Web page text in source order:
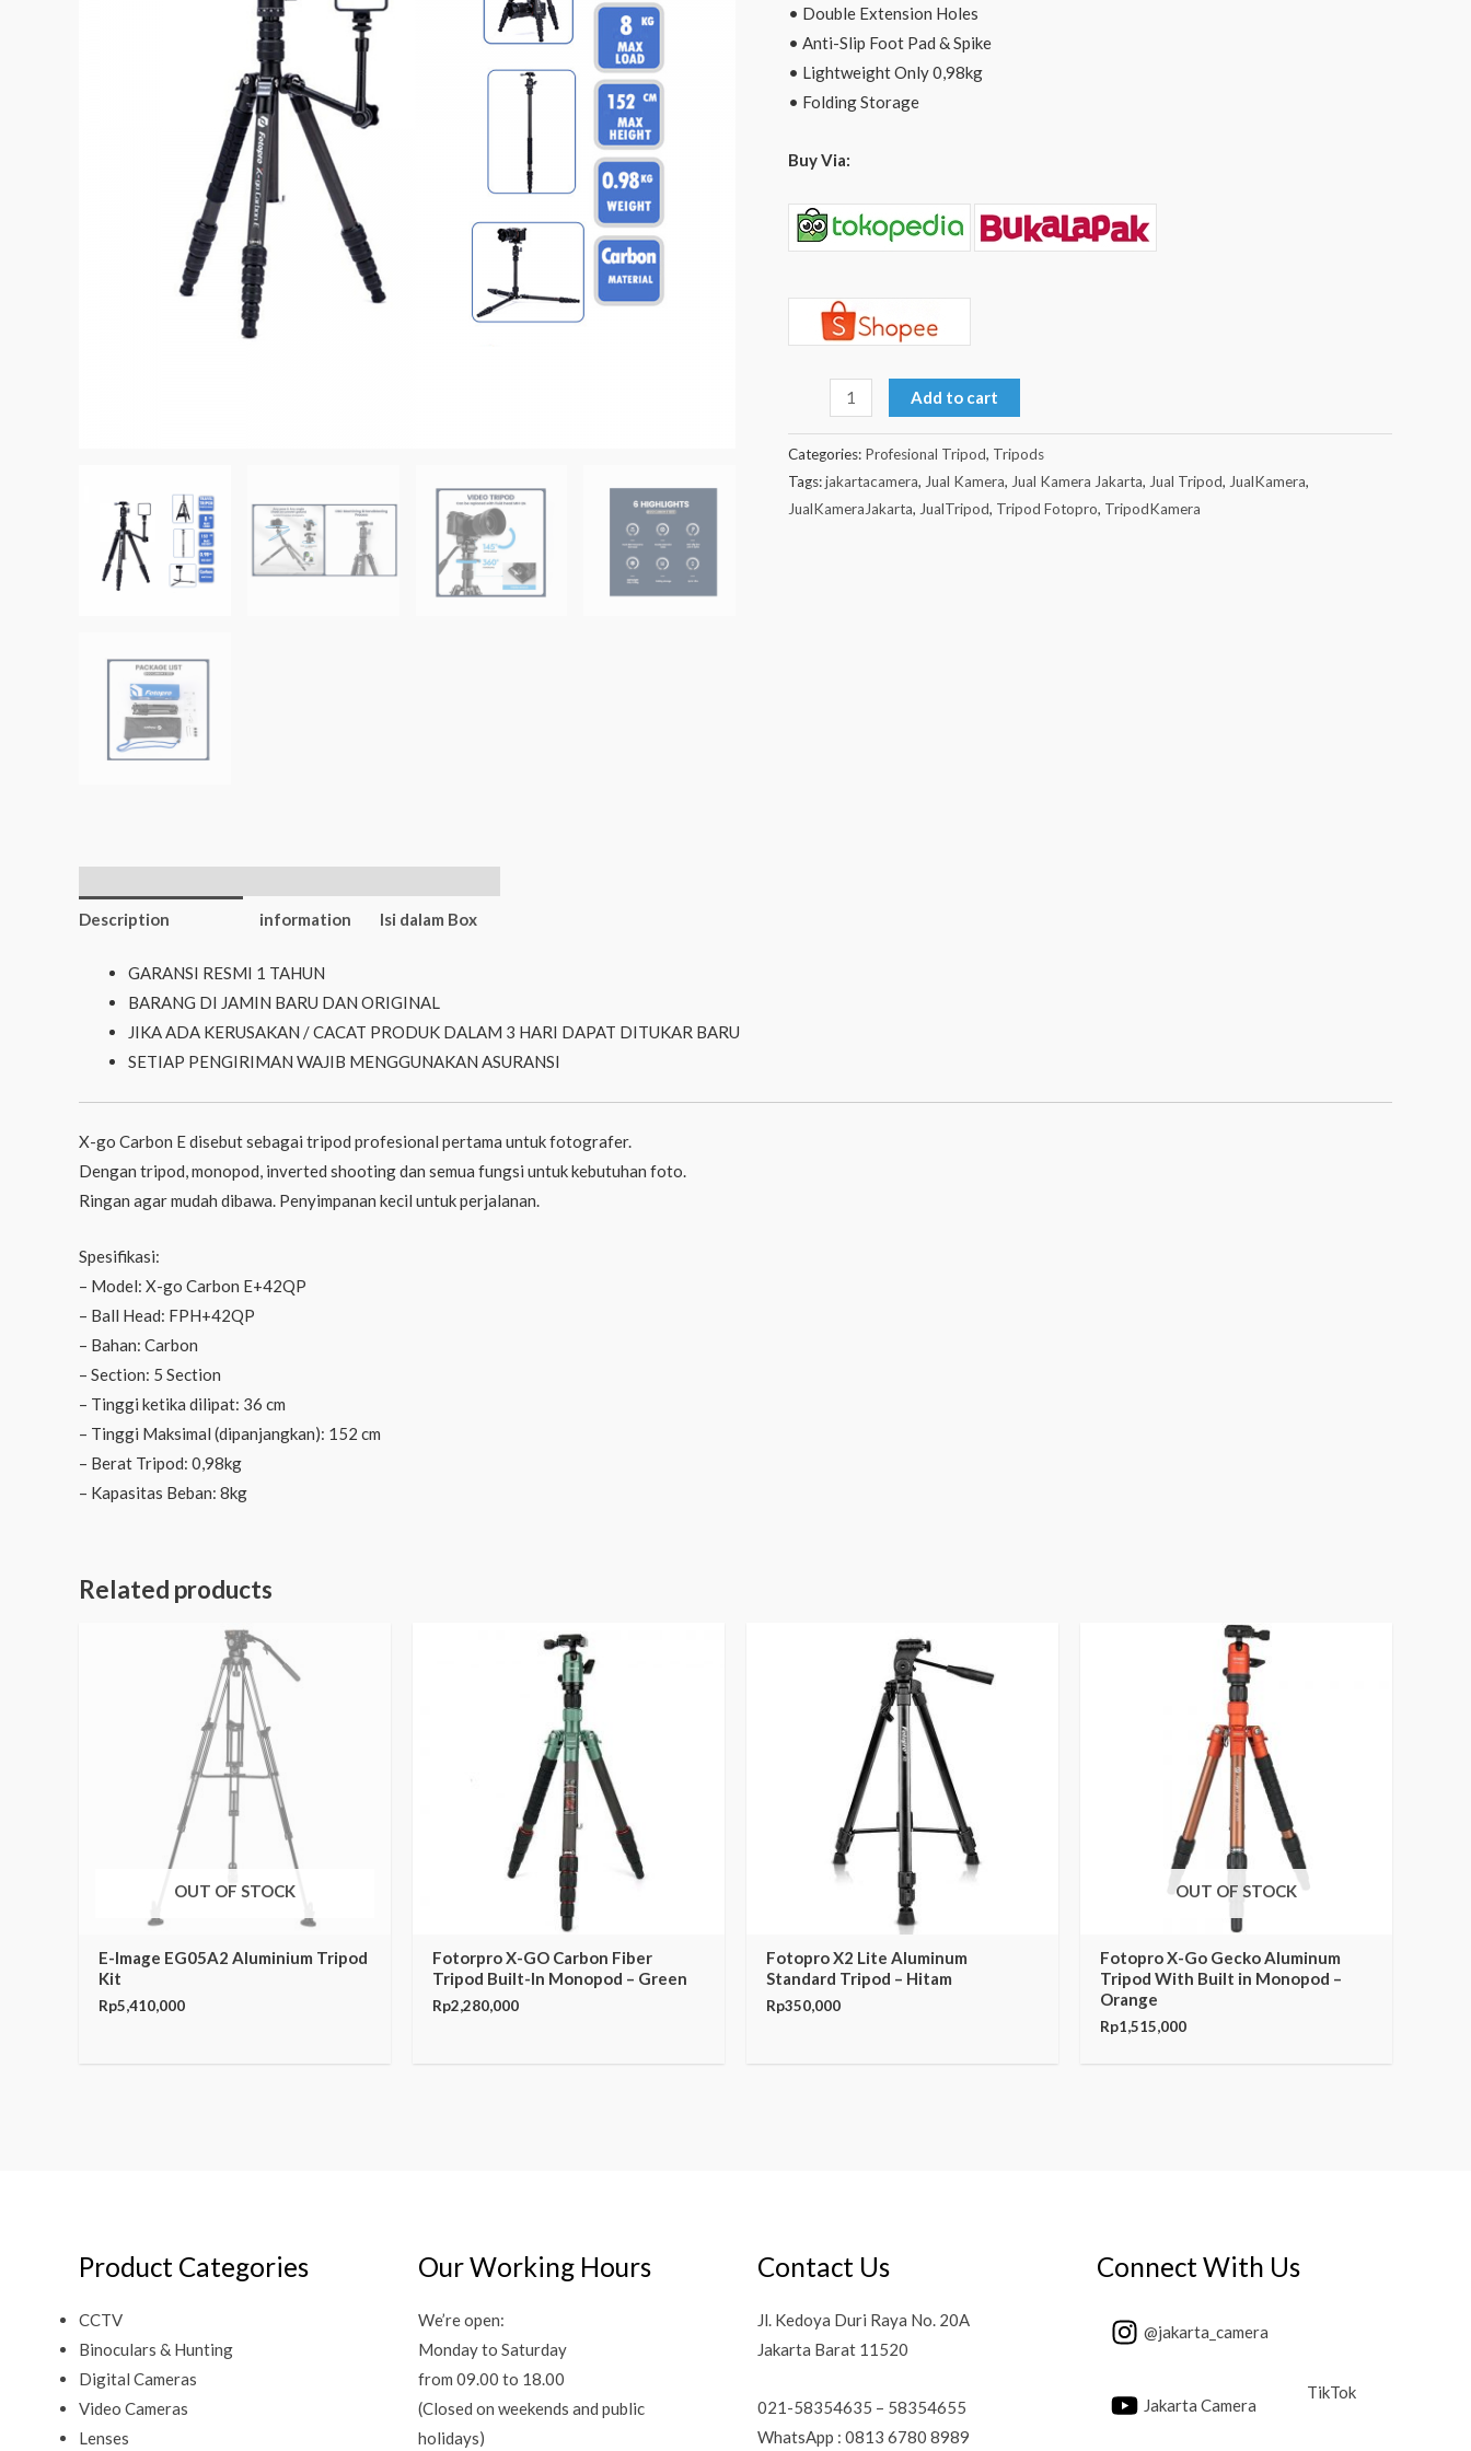
• Double Extension Holes
• Anti-Slip Foot Pad & Spike
• Lightweight Only 0,98kg
• Folding Storage
Buy Via:
Add to cart
Categories: Profesional Tripod, Tripods
Tags:jakartacamera, Jual Kamera, Jual Kamera Jakarta, Jual Tripod, JualKamera,
JualKameraJakarta, JualTripod, Tripod Fotopro, TripodKamera
Description
information
Isi dalam Box
GARANSI RESMI 1 TAHUN
BARANG DI JAMIN BARU DAN ORIGINAL
JIKA ADA KERUSAKAN / CACAT PRODUK DALAM 3 HARI DAPAT DITUKAR BARU
SETIAP PENGIRIMAN WAJIB MENGGUNAKAN ASURANSI
X-go Carbon E disebut sebagai tripod profesional pertama untuk fotografer.
Dengan tripod, monopod, inverted shooting dan semua fungsi untuk kebutuhan foto.
Ringan agar mudah dibawa. Penyimpanan kecil untuk perjalanan.
Spesifikasi:
– Model: X-go Carbon E+42QP
– Ball Head: FPH+42QP
– Bahan: Carbon
– Section: 5 Section
– Tinggi ketika dilipat: 36 cm
– Tinggi Maksimal (dipanjangkan): 152 cm
– Berat Tripod: 0,98kg
– Kapasitas Beban: 8kg
Related products
OUT OF STOCK
E-Image EG05A2 Aluminium Tripod
Kit
Rp5,410,000
Fotorpro X-GO Carbon Fiber
Tripod Built-In Monopod – Green
Rp2,280,000
Fotopro X2 Lite Aluminum
Standard Tripod – Hitam
Rp350,000
OUT OF STOCK
Fotopro X-Go Gecko Aluminum
Tripod With Built in Monopod –
Orange
Rp1,515,000
Product Categories
CCTV
Binoculars & Hunting
Digital Cameras
Video Cameras
Lenses
Our Working Hours
We’re open:
Monday to Saturday
from 09.00 to 18.00
(Closed on weekends and public
holidays)
Contact Us
Jl. Kedoya Duri Raya No. 20A
Jakarta Barat 11520
021-58354635 – 58354655
WhatsApp : 0813 6780 8989
Connect With Us
@jakarta_camera
Jakarta Camera
TikTok